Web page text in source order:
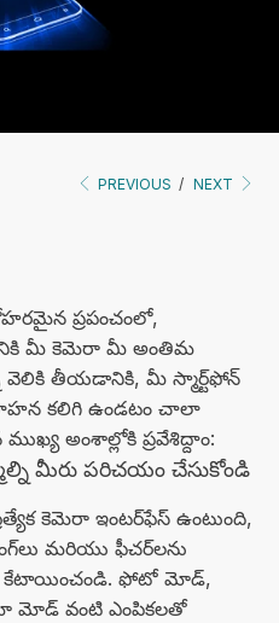
PREVIOUS / NEXT
ప్రపంచంలో,
మీ కెమెరా మీ అంతిమ
వెలికి తీయడానికి, మీ స్మార్ట్‌ఫోన్
కలిగి ఉండటం చాలా
అంశాల్లోకి ప్రవేశిద్దాం:
మీరు పరిచయం చేసుకోండి
కెమెరా ఇంటర్‌ఫేస్ ఉంటుంది,
మరియు ఫీచర్‌లను
కేటాయించండి. ఫోటో మోడ్,
వంటి ఎంపికలతో